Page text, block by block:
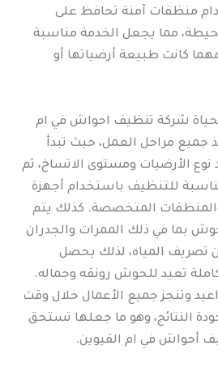
منظفات آمنة تحافظ على
مما يجعل الخدمة مناسبة
كانت طبيعة أرضياتها أو
شركة تنظيف احواش في ام
جميع مراحل العمل، حيث تبدأ
نوع الأرضيات ومستوى الاتساخ، ثم
للتنظيف باستخدام أجهزة
المتخصصة. كذلك يتم
بما في ذلك الممرات والجدران
تصريف المياه، لذلك يحصل
تعيد للحوش رونقه وجماله.
وتنجز جميع الأعمال خلال وقت
النتائج، وهو ما جعلها تستحق
أحواش في ام القيوين.